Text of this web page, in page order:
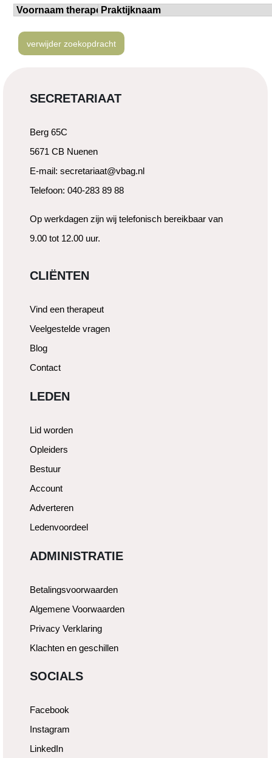
verwijder zoekopdracht
SECRETARIAAT
Berg 65C
5671 CB Nuenen
E-mail: secretariaat@vbag.nl
Telefoon: 040-283 89 88
Op werkdagen zijn wij telefonisch bereikbaar van
9.00 tot 12.00 uur.
CLIËNTEN
Vind een therapeut
Veelgestelde vragen
Blog
Contact
LEDEN
Lid worden
Opleiders
Bestuur
Account
Adverteren
Ledenvoordeel
ADMINISTRATIE
Betalingsvoorwaarden
Algemene Voorwaarden
Privacy Verklaring
Klachten en geschillen
SOCIALS
Facebook
Instagram
LinkedIn